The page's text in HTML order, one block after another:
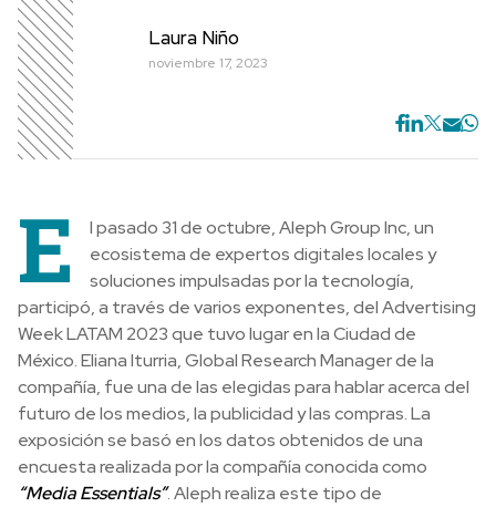
Laura Niño
noviembre 17, 2023
E
l pasado 31 de octubre, Aleph Group Inc, un
ecosistema de expertos digitales locales y
soluciones impulsadas por la tecnología,
participó, a través de varios exponentes, del Advertising
Week LATAM 2023 que tuvo lugar en la Ciudad de
México. Eliana Iturria, Global Research Manager de la
compañía, fue una de las elegidas para hablar acerca del
futuro de los medios, la publicidad y las compras. La
exposición se basó en los datos obtenidos de una
encuesta realizada por la compañía conocida como
“Media Essentials”. Aleph realiza este tipo de